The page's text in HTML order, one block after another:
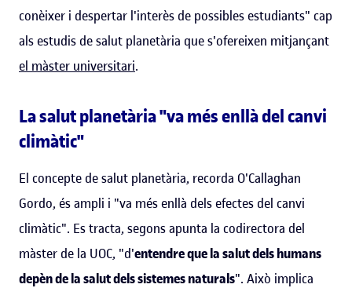
conèixer i despertar l'interès de possibles estudiants" cap
als estudis de salut planetària que s'ofereixen mitjançant
el màster universitari.
La salut planetària "va més enllà del canvi
climàtic"
El concepte de salut planetària, recorda O'Callaghan
Gordo, és ampli i "va més enllà dels efectes del canvi
climàtic". Es tracta, segons apunta la codirectora del
màster de la UOC, "d'entendre que la salut dels humans
depèn de la salut dels sistemes naturals". Això implica